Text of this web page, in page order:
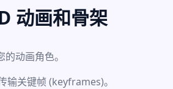
动画和骨架
动画角色。
输关键帧 (keyframes)。